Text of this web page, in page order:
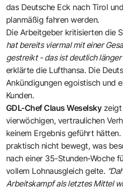
das Deutsche Eck nach Tirol
planmäßig fahren werden.
Die Arbeitgeber kritisierten die
hat bereits viermal mit einer
gestreikt - das ist deutlich
erklärte die Lufthansa. Die
Ankündigungen egoistisch und
Kunden.
GDL-Chef Claus Weselskyzeigt
vierwöchigen, vertraulichen
keinem Ergebnis geführt hätten.
praktisch nicht bewegt, was
nach einer 35-Stunden-Woche
vollem Lohnausgleich gelte.
Arbeitskampf als letztes Mittel